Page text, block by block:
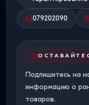
и надежной
оперативную
и любой другой
изделие проходит
доставляется в
079202090
Подпишитесь на
информацию о
товаров.